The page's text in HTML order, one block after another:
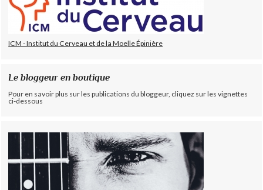
ICM - Institut du Cerveau et de la Moelle Épinière
Le bloggeur en boutique
Pour en savoir plus sur les publications du bloggeur, cliquez sur les vignettes
ci-dessous